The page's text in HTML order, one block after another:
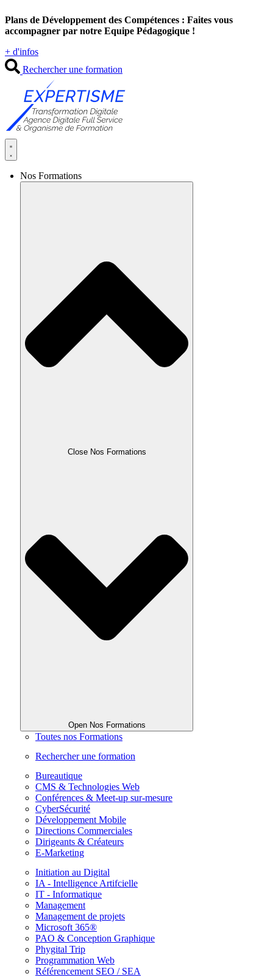
au
contenu
Plans de Développement des Compétences : Faites vous
accompagner par notre Equipe Pédagogique !
+ d'infos
Rechercher une formation
Nos Formations
Close Nos Formations
Open Nos Formations
Toutes nos Formations
Rechercher une formation
Bureautique
CMS & Technologies Web
Conférences & Meet-up sur-mesure
CyberSécurité
Développement Mobile
Directions Commerciales
Dirigeants & Créateurs
E-Marketing
Initiation au Digital
IA - Intelligence Artifcielle
IT - Informatique
Management
Management de projets
Microsoft 365®
PAO & Conception Graphique
Phygital Trip
Programmation Web
Référencement SEO / SEA